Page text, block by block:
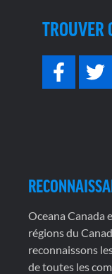
TROUVER
Oceana Canada
régions du
reconnaissons
de toutes les